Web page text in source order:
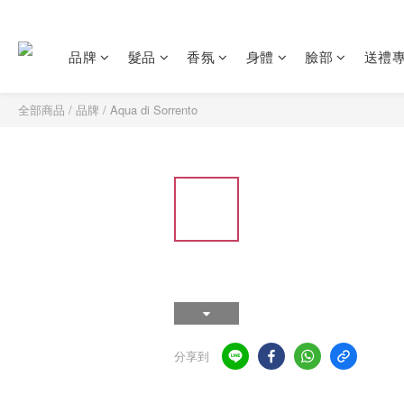
品牌 髮品 香氛 身體 臉部 送禮
全部商品 / 品牌 / Aqua di Sorrento
分享到